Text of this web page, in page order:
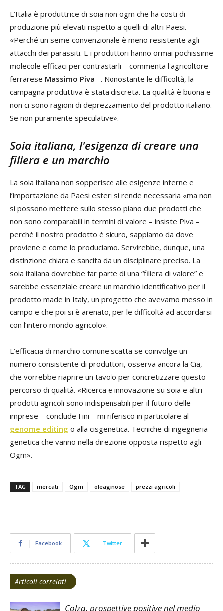
L’Italia è produttrice di soia non ogm che ha costi di
produzione più elevati rispetto a quelli di altri Paesi.
«Perché un seme convenzionale è meno resistente agli
attacchi dei parassiti. E i produttori hanno ormai pochissime
molecole efficaci per contrastarli – commenta l'agricoltore
ferrarese Massimo Piva –. Nonostante le difficoltà, la
campagna produttiva è stata discreta. La qualità è buona e
non ci sono ragioni di deprezzamento del prodotto italiano.
Se non puramente speculative».
Soia italiana, l'esigenza di creare una
filiera e un marchio
La soia italiana non sopperisce alle esigenze interne e
l’importazione da Paesi esteri si rende necessaria «ma non
si possono mettere sullo stesso piano due prodotti che
non sono comparabili in termini di valore – insiste Piva –
perché il nostro prodotto è sicuro, sappiamo da dove
proviene e come lo produciamo. Servirebbe, dunque, una
distinzione chiara e sancita da un disciplinare preciso. La
soia italiana dovrebbe far parte di una “filiera di valore” e
sarebbe essenziale creare un marchio identificativo per il
prodotto made in Italy, un progetto che avevamo messo in
campo e che poi si è arenato, per le difficoltà ad accordarsi
con l’intero mondo agricolo».
L’efficacia di marchio comune scatta se coinvolge un
numero consistente di produttori, osserva ancora la Cia,
che vorrebbe riaprire un tavolo per concretizzare questo
percorso di qualità. «Ricerca e innovazione su soia e altri
prodotti agricoli sono indispensabili per il futuro delle
imprese – conclude Fini – mi riferisco in particolare al
genome editing o alla cisgenetica. Tecniche di ingegneria
genetica che vanno nella direzione opposta rispetto agli
Ogm».
TAG mercati Ogm oleaginose prezzi agricoli
Facebook Twitter
Articoli correlati
Colza, prospettive positive nel medio